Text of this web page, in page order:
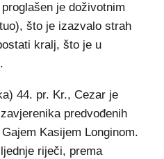
je doživotnim
što je izazvalo strah
kralj, što je u
44. pr. Kr., Cezar je
predvođenih
Kasijem Longinom.
riječi, prema